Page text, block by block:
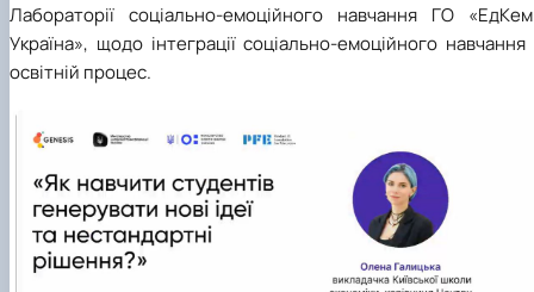
Лабораторії соціально-емоційного навчання ГО
Україна», щодо інтеграції соціально-емоційного навчання
освітній процес.